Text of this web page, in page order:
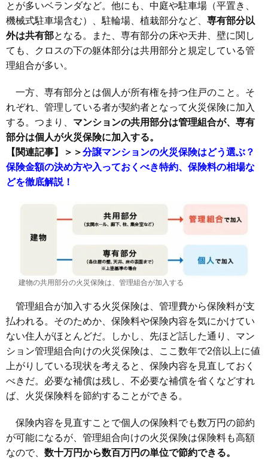
とが多いベランダなど。他にも、中庭や駐車場（平置き、
機械式駐車場含む）、駐輪場、植栽部分など、 専有部分以
外は共有部となる。また、専有部分の床や天井、壁に関し
ても、クロスの下の躯体部分は共用部分と規定している管
理組合が多い。
一方、専有部分とは個人が所有権を持つ住戸のこと。そ
れぞれ、管理している者が契約者となって火災保険に加入
する。つまり、 マンションの共用部分は管理組合が、専有
部分は個人が火災保険に加入する。
【関連記事】＞＞分譲マンションの火災保険はどう選ぶ？
保険金額の決め方や入っておくべき特約、保険料の相場な
どを徹底解説！
建物の共用部分の火災保険は、管理組合が加入する
管理組合が加入する火災保険は、管理費から保険料が支
払われる。そのためか、保険料や保険内容を気にかけてい
ない住人がほとんどだ。しかし、先ほど話した通り、マン
ション管理組合向けの火災保険は、ここ数年で2倍以上に値
上がりしている現状を考えると、保険内容を見直しておく
べきだ。必要な補償は残し、不必要な補償を省くなどすれ
ば、火災保険料を節約することができる。
保険内容を見直すことで個人の保険料でも数万円の節約
が可能になるが、管理組合向けの火災保険は保険料も高額
なので、 数十万円から数百万円の単位で節約できる。